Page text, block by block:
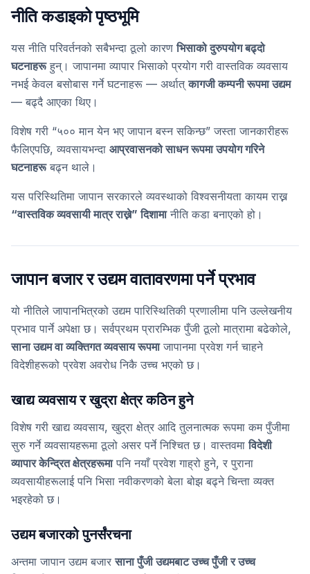
नीति कडाइको पृष्ठभूमि
यस नीति परिवर्तनको सबैभन्दा ठूलो कारणभिसाको दुरुपयोग बढ्दो
घटनाहरूहुन्। जापानमा व्यापार भिसाको प्रयोग गरी वास्तविक व्यवसाय
नभई केवल बसोबास गर्ने घटनाहरू — अर्थात्कागजी कम्पनी रूपमा उद्यम
— बढ्दै आएका थिए।
विशेष गरी “५०० मान येन भए जापान बस्न सकिन्छ” जस्ता जानकारीहरू
फैलिएपछि, व्यवसायभन्दा आप्रवासनको साधन रूपमा उपयोग गरिने
घटनाहरूबढ्न थाले।
यस परिस्थितिमा जापान सरकारले व्यवस्थाको विश्वसनीयता कायम राख्न
“वास्तविक व्यवसायी मात्र राख्ने” दिशामानीति कडा बनाएको हो।
जापान बजार र उद्यम वातावरणमा पर्ने प्रभाव
यो नीतिले जापानभित्रको उद्यम पारिस्थितिकी प्रणालीमा पनि उल्लेखनीय
प्रभाव पार्ने अपेक्षा छ। सर्वप्रथम प्रारम्भिक पुँजी ठूलो मात्रामा बढेकोले,
साना उद्यम वा व्यक्तिगत व्यवसाय रूपमाजापानमा प्रवेश गर्न चाहने
विदेशीहरूको प्रवेश अवरोध निकै उच्च भएको छ।
खाद्य व्यवसाय र खुद्रा क्षेत्र कठिन हुने
विशेष गरी खाद्य व्यवसाय, खुद्रा क्षेत्र आदि तुलनात्मक रूपमा कम पुँजीमा
सुरु गर्ने व्यवसायहरूमा ठूलो असर पर्ने निश्चित छ। वास्तवमाविदेशी
व्यापार केन्द्रित क्षेत्रहरूमापनि नयाँ प्रवेश गाह्रो हुने, र पुराना
व्यवसायीहरूलाई पनि भिसा नवीकरणको बेला बोझ बढ्ने चिन्ता व्यक्त
भइरहेको छ।
उद्यम बजारको पुनर्संरचना
अन्तमा जापान उद्यम बजारसाना पुँजी उद्यमबाट उच्च पुँजी र उच्च